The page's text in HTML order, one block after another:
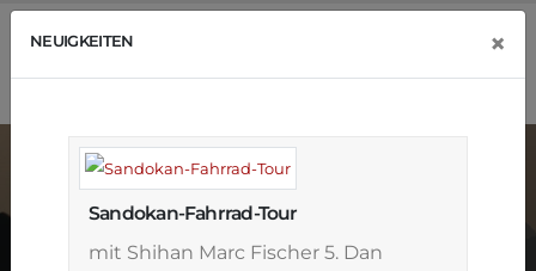
NEUIGKEITEN ×
Sandokan-Fahrrad-Tour
mit Shihan Marc Fischer 5. Dan